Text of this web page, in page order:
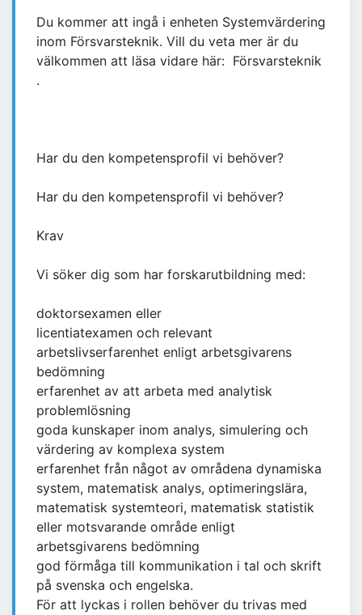
Du kommer att ingå i enheten Systemvärdering
inom Försvarsteknik. Vill du veta mer är du
välkommen att läsa vidare här: Försvarsteknik
.
Har du den kompetensprofil vi behöver?
Har du den kompetensprofil vi behöver?
Krav
Vi söker dig som har forskarutbildning med:
doktorsexamen eller
licentiatexamen och relevant
arbetslivserfarenhet enligt arbetsgivarens
bedömning
erfarenhet av att arbeta med analytisk
problemlösning
goda kunskaper inom analys, simulering och
värdering av komplexa system
erfarenhet från något av områdena dynamiska
system, matematisk analys, optimeringslära,
matematisk systemteori, matematisk statistik
eller motsvarande område enligt
arbetsgivarens bedömning
god förmåga till kommunikation i tal och skrift
på svenska och engelska.
För att lyckas i rollen behöver du trivas med